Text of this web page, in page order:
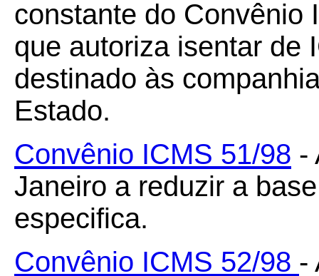
constante do Convênio
que autoriza isentar de
destinado às
Estado.
Convênio ICMS 51/98 -
Janeiro a reduzir a
especifica.
Convênio ICMS 52/98 -